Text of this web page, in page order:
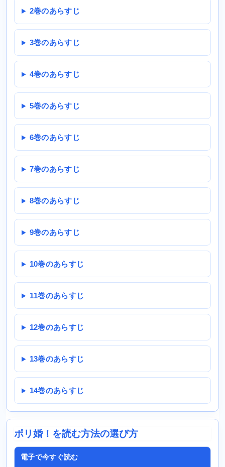
2巻のあらすじ
3巻のあらすじ
4巻のあらすじ
5巻のあらすじ
6巻のあらすじ
7巻のあらすじ
8巻のあらすじ
9巻のあらすじ
10巻のあらすじ
11巻のあらすじ
12巻のあらすじ
13巻のあらすじ
14巻のあらすじ
ポリ婚！を読む方法の選び方
電子で今すぐ読む